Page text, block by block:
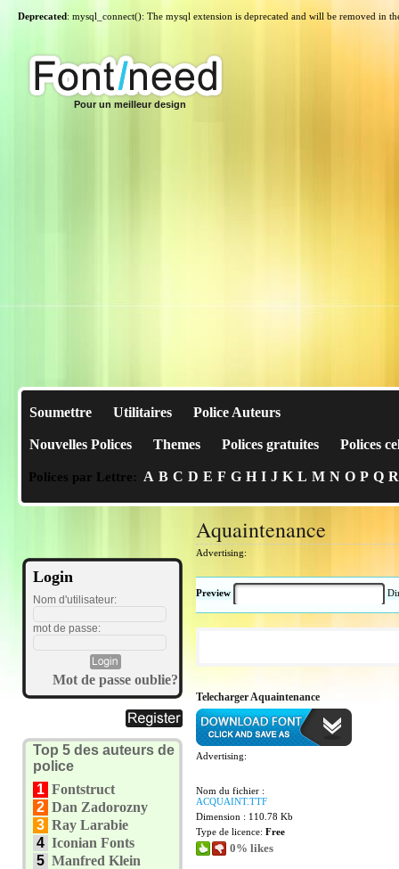
Deprecated: mysql_connect(): The mysql extension is deprecated and will be removed in
Pour un meilleur design
Soumettre Utilitaires Police Auteurs
Nouvelles Polices Themes Polices gratuites Polices
Polices par Lettre: A B C D E F G H I J K L M N O P Q R
Login
Nom d'utilisateur:
mot de passe:
Mot de passe oublie?
Top 5 des auteurs de
police
1 Fontstruct
2 Dan Zadorozny
3 Ray Larabie
4 Iconian Fonts
5 Manfred Klein
Aquaintenance
Advertising:
Preview
Telecharger Aquaintenance
Advertising:
Nom du fichier :
ACQUAINT.TTF
Dimension : 110.78 Kb
Type de licence: Free
0% likes